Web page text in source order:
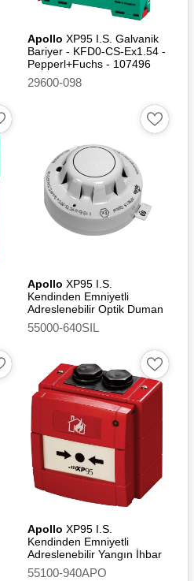
Certification Board
DNV - Det Norske Veritas
CPR - Certificate of
Constancy of Performance
CPR – UKCA Certificate of
Constancy of Performance
DBI -MED - Marine
Equipment Directive
2014/90/EU - EC Type
Examination (Module B)
Certificate
DBI – UK Quality System
(Module D) Certificate
Equipment) Regulations
2016 SI 2016/1025 – UK-
Type Examination (Module
B) Certificate
Apollo XP95 I.S. Galvanik
Bariyer - KFD0-CS-Ex1.54 -
Pepperl+Fuchs - 107496
29600-098
Apollo XP95 I.S.
Kendinden Emniyetli
Adreslenebilir Optik Duman
Dedektörü [SIL2]
55000-640SIL
Apollo XP95 I.S.
Kendinden Emniyetli
Adreslenebilir Yangın İhbar
Butonu
55100-940APO